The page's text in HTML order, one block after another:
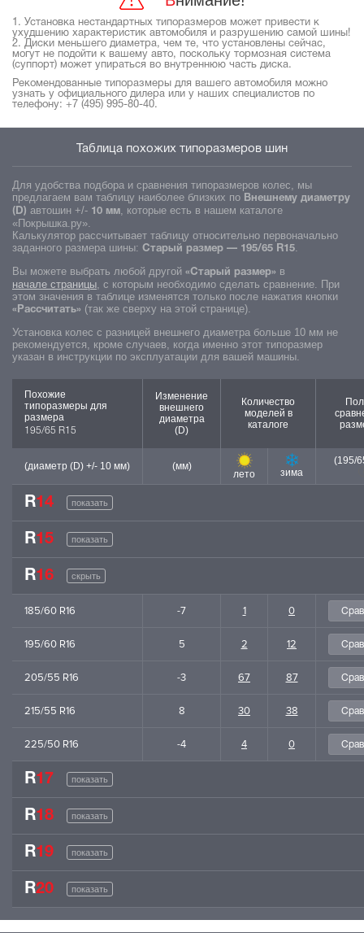
1. Установка нестандартных типоразмеров может привести к
ухудшению характеристик автомобиля и разрушению самой шины!
2. Диски меньшего диаметра, чем те, что установлены сейчас,
могут не подойти к вашему авто, поскольку тормозная система
(суппорт) может упираться во внутреннюю часть диска.
Рекомендованные типоразмеры для вашего автомобиля можно
узнать у официального дилера или у наших специалистов по
телефону: +7 (495) 995-80-40.
Таблица похожих типоразмеров шин
Для удобства подбора и сравнения типоразмеров колес, мы
предлагаем вам таблицу наиболее близких по Внешнему диаметру
(D) автошин +/- 10 мм, которые есть в нашем каталоге
«Покрышка.ру».
Калькулятор рассчитывает таблицу относительно первоначально
заданного размера шины: Старый размер — 195/65 R15.
Вы можете выбрать любой другой «Старый размер» в
начале страницы, с которым необходимо сделать сравнение. При
этом значения в таблице изменятся только после нажатия кнопки
«Рассчитать» (так же сверху на этой странице).
Установка колес с разницей внешнего диаметра больше 10 мм не
рекомендуется, кроме случаев, когда именно этот типоразмер
указан в инструкции по эксплуатации для вашей машины.
Похожие
типоразмеры для
размера
195/65 R15
Изменение
внешнего
диаметра
(D)
Количество
моделей в
каталоге
(диаметр (D) +/- 10 мм) (мм)
лето зима
(195/
R14 показать
R15 показать
R16 скрыть
185/60 R16 -7 1 0
195/60 R16 5 2 12
205/55 R16 -3 67 87
215/55 R16 8 30 38
225/50 R16 -4 4 0
R17 показать
R18 показать
R19 показать
R20 показать